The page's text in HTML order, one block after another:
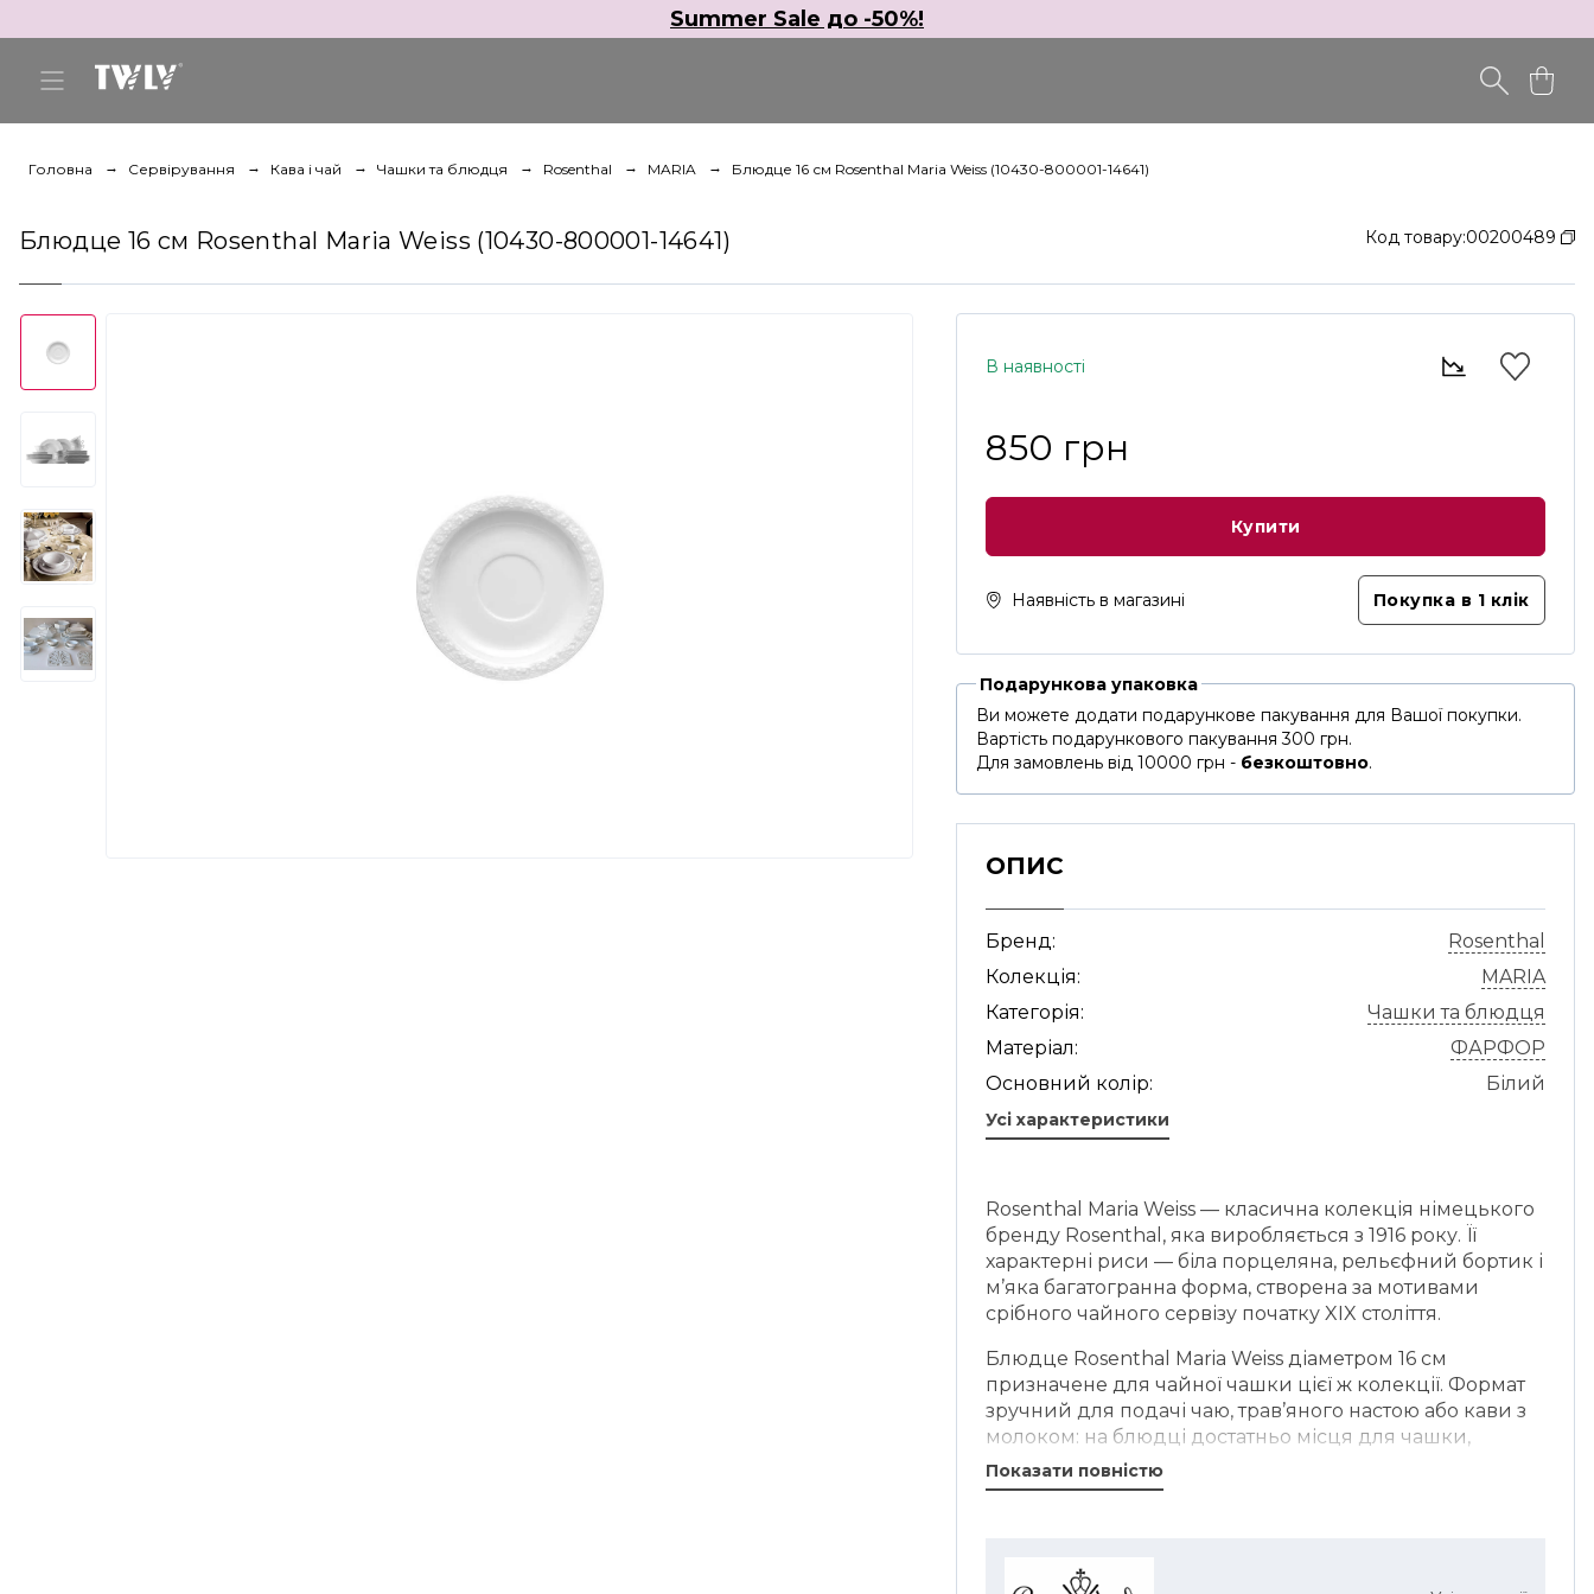
Summer Sale до -50%!
Головна Сервірування Кава і чай Чашки та блюдця Rosenthal MARIA Блюдце 16 см Rosenthal Maria Weiss (10430-800001-14641)
Блюдце 16 см Rosenthal Maria Weiss (10430-800001-14641) Код товару:00200489
В наявності
850 грн
Купити
Наявність в магазині Покупка в 1 клік
Подарункова упаковка
Ви можете додати подарункове пакування для Вашої покупки.
Вартість подарункового пакування 300 грн.
Для замовлень від 10000 грн - безкоштовно.
ОПИС
Бренд:
Rosenthal
Колекція:
MARIA
Категорія:
Чашки та блюдця
Матеріал:
ФАРФОР
Основний колір:
Білий
Усі характеристики
Rosenthal Maria Weiss — класична колекція німецького
бренду Rosenthal, яка виробляється з 1916 року. Її
характерні риси — біла порцеляна, рельєфний бортик і
м’яка багатогранна форма, створена за мотивами
срібного чайного сервізу початку XIX століття.
Блюдце Rosenthal Maria Weiss діаметром 16 см
призначене для чайної чашки цієї ж колекції. Формат
зручний для подачі чаю, трав’яного настою або кави з
молоком: на блюдці достатньо місця для чашки,
ложечки, цукру чи невеликого печива.
а рельєфний край додає впізнавану деталь колекції
Показати повністю